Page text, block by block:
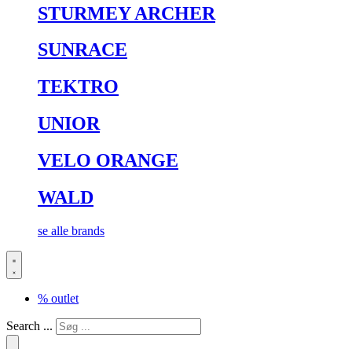
STURMEY ARCHER
SUNRACE
TEKTRO
UNIOR
VELO ORANGE
WALD
se alle brands
% outlet
Search ...